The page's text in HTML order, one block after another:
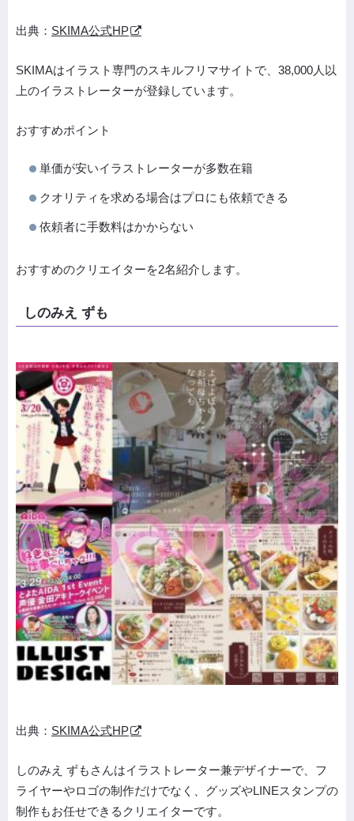
出典： SKIMA公式HP
SKIMAはイラスト専門のスキルフリマサイトで、38,000人以
上のイラストレーターが登録しています。
おすすめポイント
単価が安いイラストレーターが多数在籍
クオリティを求める場合はプロにも依頼できる
依頼者に手数料はかからない
おすすめのクリエイターを2名紹介します。
しのみえ ずも
出典： SKIMA公式HP
しのみえ ずもさんはイラストレーター兼デザイナーで、フ
ライヤーやロゴの制作だけでなく、グッズやLINEスタンプの
制作もお任せできるクリエイターです。